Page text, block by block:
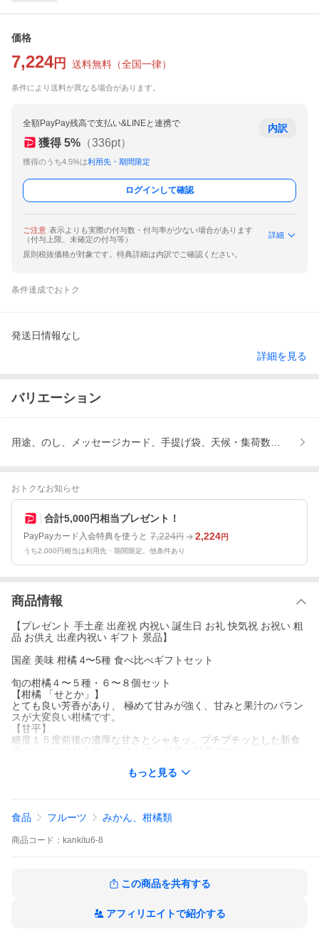
価格
7,224円 送料無料 （全国一律）
条件により送料が異なる場合があります。
全額PayPay残高で支払い&LINEと連携で
獲得 5% （336pt）
獲得のうち4.5%は利用先・期間限定
内訳
ログインして確認
ご注意 表示よりも実際の付与数・付与率が少ない場合があります
（付与上限、未確定の付与等）
詳細
原則税抜価格が対象です。特典詳細は内訳でご確認ください。
条件達成でおトク
発送日情報なし
詳細を見る
バリエーション
用途、のし、メッセージカード、手提げ袋、天候・集荷数増量によ
おトクなお知らせ
合計5,000円相当プレゼント！
PayPayカード入会特典を使うと 7,224円 2,224円
うち2,000円相当は利用先・期間限定。他条件あり
商品情報
【プレゼント 手土産 出産祝 内祝い 誕生日 お礼 快気祝 お祝い 粗
品 お供え 出産内祝い ギフト 景品】
国産 美味 柑橘 4〜5種 食べ比べギフトセット
旬の柑橘４〜５種・６〜８個セット
【柑橘 「せとか」】
とても良い芳香があり、 極めて甘みが強く、甘みと果汁のバラン
スが大変良い柑橘です。
【甘平】
糖度１５度前後の濃厚な甘さとシャキッ、プチプチッとした新食
甘みの強さと爽やかな香りが特徴で、柑橘類の中でも人気の高い
でとても濃厚な味わいです。
皮が厚く剥きにくいが、果肉は歯ごたえが良く適度な甘さと酸味
土佐文旦と比べて、種が少なく果肉が詰まっており濃厚な甘さと
果汁の多さが特徴です。
口の中に広がるプリプリ感、香るオレンジ系の爽やかな甘い香り
と濃厚な甘さが 高品質なみかんです。
もっと見る
食品 フルーツ みかん、柑橘類
商品 コード： kankitu6-8
この商品を共有する
アフィリエイトで紹介する